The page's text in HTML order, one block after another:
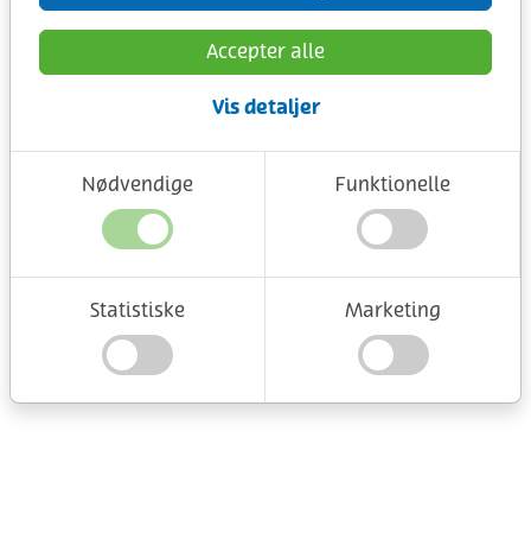
Accepter alle
Vis detaljer
Nødvendige Funktionelle
Statistiske Marketing